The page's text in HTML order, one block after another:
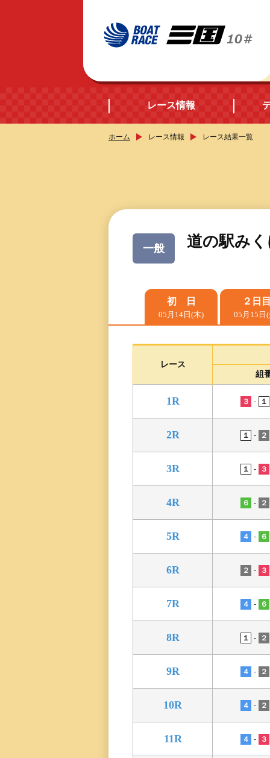
レース情報
レース展望
レース一覧
レース結果一覧
モーター抽選結果・
前検タイムランキン
得点率ランキング
進入コース別選手成
今節の進入コース別
決まり手
三国専属記者の
直前予想
ホーム レース情報 レース結果一覧
一般 道の駅み
初 日
05月14日(木)
２日
05月15日
レース
組
1R ３ - １
2R １ - ２
3R １ - ３
4R ６ - ２
5R ４ - ６
6R ２ - ３
7R ４ - ６
8R １ - ２
9R ４ - ２
10R ４ - ２
11R ４ - ３